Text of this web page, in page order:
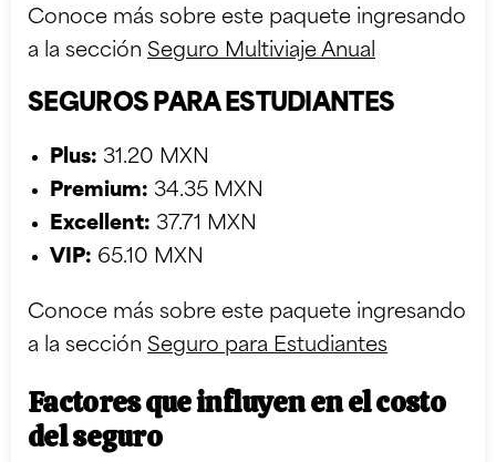
Conoce más sobre este paquete ingresando
a la sección Seguro Multiviaje Anual
SEGUROS PARA ESTUDIANTES
Plus: 31.20 MXN
Premium: 34.35 MXN
Excellent: 37.71 MXN
VIP: 65.10 MXN
Conoce más sobre este paquete ingresando
a la sección Seguro para Estudiantes
Factores que influyen en el costo
del seguro